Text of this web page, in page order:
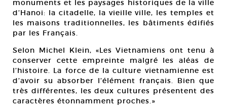
monuments et les paysages historiques de la ville
d’Hanoi: la citadelle, la vieille ville, les temples et
les maisons traditionnelles, les bâtiments édifiés
par les Français.
Selon Michel Klein, «Les Vietnamiens ont tenu à
conserver cette empreinte malgré les aléas de
l’histoire. La force de la culture vietnamienne est
d’avoir su absorber l’élément français. Bien que
très différentes, les deux cultures présentent des
caractères étonnamment proches.»